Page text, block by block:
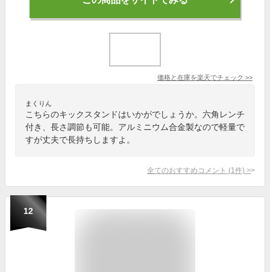
価格と在庫を楽天でチェック >>
まくりん
こちらのキックスタンドはいかがでしょうか。六角レンチ
付き、長さ調節も可能。アルミニウム合金製なので軽量で
すが丈夫で長持ちしますよ。
全てのおすすめコメント (1 件) >
12